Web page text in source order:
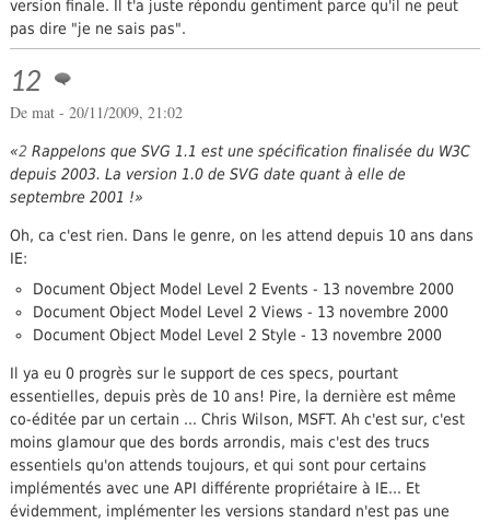
version finale. Il t'a juste répondu gentiment parce qu'il ne peut
pas dire "je ne sais pas".
12
De mat- 20/11/2009, 21:02
2Rappelons que SVG 1.1 est une spécification finalisée du W3C
depuis 2003. La version 1.0 de SVG date quant à elle de
septembre 2001 !
Oh, ca c'est rien. Dans le genre, on les attend depuis 10 ans dans
IE:
Document Object Model Level 2 Events - 13 novembre 2000
Document Object Model Level 2 Views - 13 novembre 2000
Document Object Model Level 2 Style - 13 novembre 2000
Il ya eu 0 progrès sur le support de ces specs, pourtant
essentielles, depuis près de 10 ans! Pire, la dernière est même
co-éditée par un certain ... Chris Wilson, MSFT. Ah c'est sur, c'est
moins glamour que des bords arrondis, mais c'est des trucs
essentiels qu'on attends toujours, et qui sont pour certains
implémentés avec une API différente propriétaire à IE... Et
évidemment, implémenter les versions standard n'est pas une